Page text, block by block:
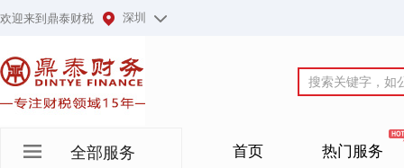
欢迎来到鼎泰财税 深圳
全部服务 首页 热门服务